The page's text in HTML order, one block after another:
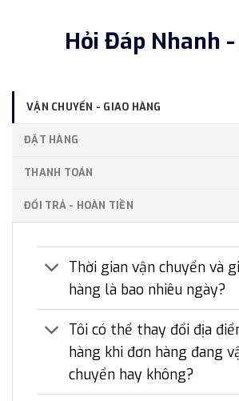
Hỏi Đáp Nhanh -
VẬN CHUYỂN - GIAO HÀNG
ĐẶT HÀNG
THANH TOÁN
ĐỔI TRẢ - HOÀN TIỀN
Thời gian vận chuyển và
hàng là bao nhiêu ngày?
Tôi có thể thay đổi địa
hàng khi đơn hàng đang
chuyển hay không?